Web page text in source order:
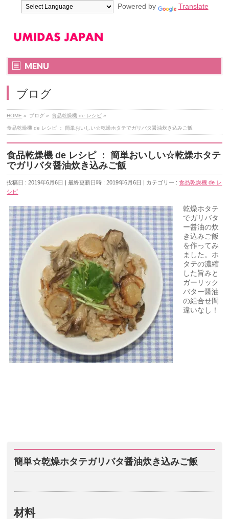
Powered by Translate
MENU
ブログ
HOME » ブログ » 食品乾燥機 de レシピ »
食品乾燥機 de レシピ ： 簡単おいしい☆乾燥ホタテでガリバタ醤油炊き込みご飯
食品乾燥機 de レシピ ： 簡単おいしい☆乾燥ホタテ
でガリバタ醤油炊き込みご飯
投稿日 : 2019年6月6日 最終更新日時 : 2019年6月6日 カテゴリー :食品乾燥機 de レ
シピ
乾燥ホタテ
でガリバタ
ー醤油の炊
き込みご飯
を作ってみ
ました。ホ
タテの濃縮
した旨みと
ガーリック
バター醤油
の組合せ間
違いなし！
簡単☆乾燥ホタテガリバタ醤油炊き込みご飯
材料